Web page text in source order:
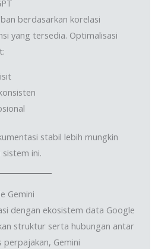
berdasarkan korelasi
yang tersedia. Optimalisasi
stabil lebih mungkin
ini.
Gemini
dengan ekosistem data Google
struktur serta hubungan antar
Gemini